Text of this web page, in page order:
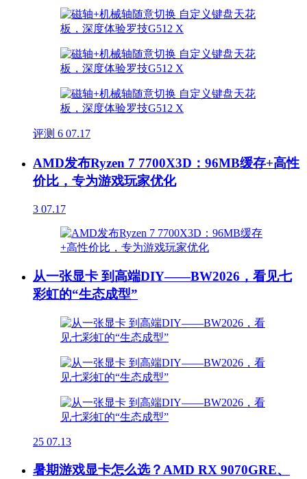
评测 6 07.17
AMD发布Ryzen 7 7700X3D：96MB缓存+高性
价比，专为游戏玩家优化
3 07.17
从一张显卡 到高端DIY——BW2026，看见七
彩虹的“生态成型”
25 07.13
暑期游戏显卡怎么选？AMD RX 9070GRE、